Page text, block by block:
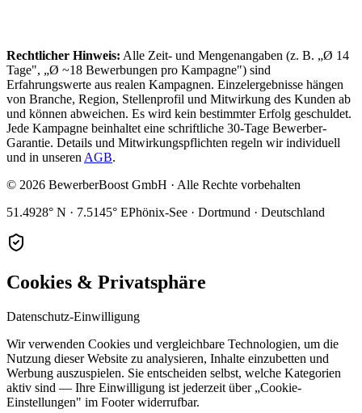
Rechtlicher Hinweis: Alle Zeit- und Mengenangaben (z. B. „Ø 14
Tage", „Ø ~18 Bewerbungen pro Kampagne") sind
Erfahrungswerte aus realen Kampagnen. Einzelergebnisse hängen
von Branche, Region, Stellenprofil und Mitwirkung des Kunden ab
und können abweichen. Es wird kein bestimmter Erfolg geschuldet.
Jede Kampagne beinhaltet eine schriftliche 30-Tage Bewerber-
Garantie. Details und Mitwirkungspflichten regeln wir individuell
und in unseren AGB.
© 2026 BewerberBoost GmbH · Alle Rechte vorbehalten
51.4928° N · 7.5145° EPhönix-See · Dortmund · Deutschland
Cookies & Privatsphäre
Datenschutz-Einwilligung
Wir verwenden Cookies und vergleichbare Technologien, um die
Nutzung dieser Website zu analysieren, Inhalte einzubetten und
Werbung auszuspielen. Sie entscheiden selbst, welche Kategorien
aktiv sind — Ihre Einwilligung ist jederzeit über „Cookie-
Einstellungen" im Footer widerrufbar.